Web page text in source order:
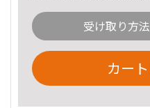
受け取り方
カー